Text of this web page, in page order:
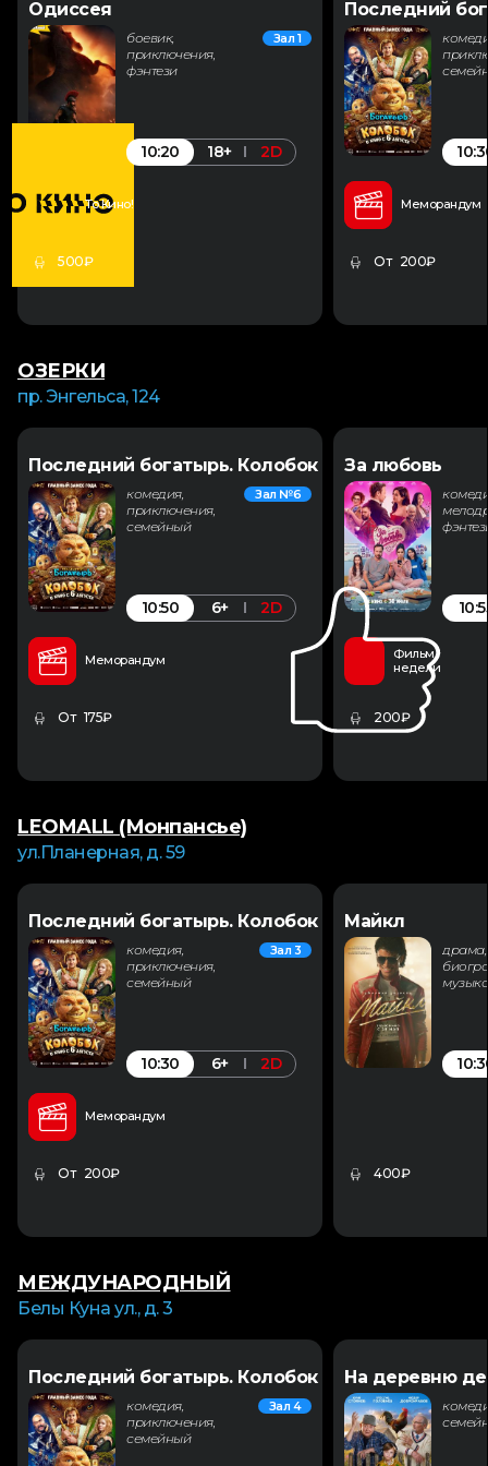
Одиссея
боевик,
приключения,
фэнтези
Зал 1
10:20 18+ 2D
То Кино!
500₽
Последний
Меморандум
От 200₽
ОЗЕРКИ
пр. Энгельса, 124
Последний богатырь. Колобок
комедия,
приключения,
семейный
Зал №6
10:50 6+ 2D
Меморандум
От 175₽
За любовь
Фильм
недели
200₽
LEOMALL (Монпансье)
ул.Планерная, д. 59
Последний богатырь. Колобок
комедия,
приключения,
семейный
Зал 3
10:30 6+ 2D
Меморандум
От 200₽
Майкл
драма,
музыка
400₽
МЕЖДУНАРОДНЫЙ
Белы Куна ул., д. 3
Последний богатырь. Колобок
комедия,
приключения,
семейный
Зал 4
На деревню